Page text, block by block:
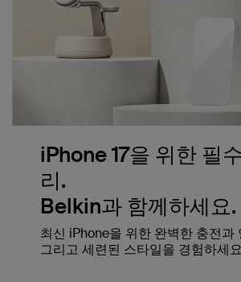
iPhone 17을 위한 필
리.
Belkin과 함께하세요.
최신 iPhone을 위한 완벽한 충전과
그리고 세련된 스타일을 경험하세